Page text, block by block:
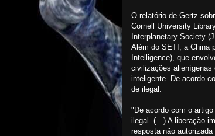
O relatório de Gertz
Cornell University
Interplanetary Society
Além do SETI, a China
Intelligence), que
civilizações alienígenas
inteligente. De acordo
de ilegal.
"De acordo com o
ilegal. (…) A liberação
resposta não